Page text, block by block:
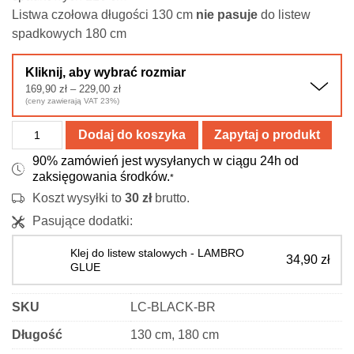
Listwa czołowa długości 130 cm nie pasuje do listew
spadkowych 180 cm
Kliknij, aby wybrać rozmiar
169,90 zł – 229,00 złZakres
169,90 zł
do
(ceny zawierają VAT 23%)
ilość
Listwa
prysznicowa
-
stal
czarna
matowa
Dodaj do koszyka
Zapytaj o produkt
90% zamówień jest wysyłanych w ciągu 24h od
zaksięgowania środków.*
Koszt wysyłki to 30 złbrutto.
Pasujące dodatki:
Klej do listew stalowych - LAMBRO
GLUE
34,90 zł
SKU LC-BLACK-BR
Długość 130 cm, 180 cm